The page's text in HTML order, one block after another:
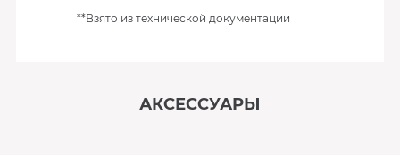
**Взято из технической документации
АКСЕССУАРЫ